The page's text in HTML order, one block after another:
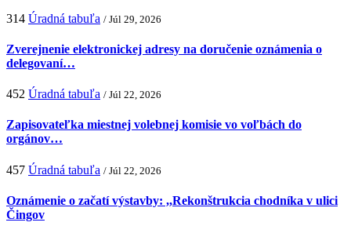
314 Úradná tabuľa / Júl 29, 2026
Zverejnenie elektronickej adresy na doručenie oznámenia o
delegovaní…
452 Úradná tabuľa / Júl 22, 2026
Zapisovateľka miestnej volebnej komisie vo voľbách do
orgánov…
457 Úradná tabuľa / Júl 22, 2026
Oznámenie o začatí výstavby: ,,Rekonštrukcia chodníka v ulici
Čingov